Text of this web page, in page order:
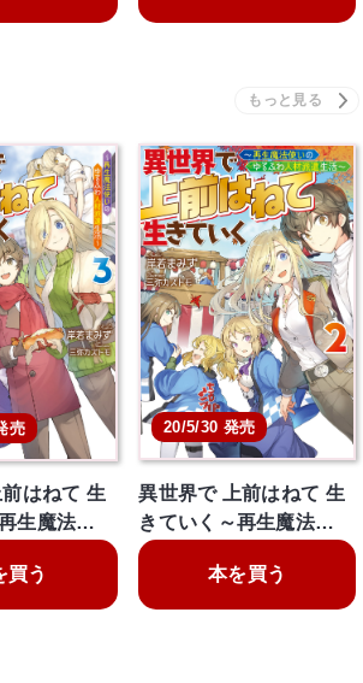
売
はねて 生
生魔法…
買う
20/5/30 発売
異世界で 上前はねて 生
きていく～再生魔法…
本を買う